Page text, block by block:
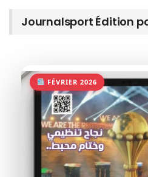
Journalsport Édition
FÉVRIER 2026